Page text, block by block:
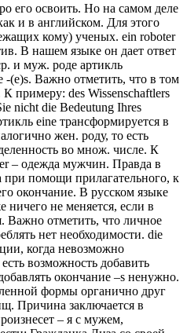
его освоить. Но на самом деле
и в английском. Для этого
кому) ученых. ein roboter
В нашем языке он дает ответ
и муж. роде артикль
-(е)s. Важно отметить, что в том
примеру: des Wissenschaftlers
nicht die Bedeutung Ihres
eine трансформируется в
жен. роду, то есть
во множ. числе. К
– одежда мужчин. Правда в
при помощи прилагательного, к
окончание. В русском языке
не меняется, если в
Важно отметить, что личное
нет необходимости. die
когда невозможно
возможность добавить
окончание –s ненужно.
формы органично друг
Причина заключается в
– я с мужем,